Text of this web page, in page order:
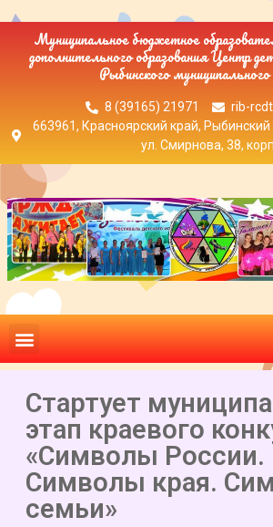
Муниципальное бюджетное
дополнительного образования Центр
Рыбинского муниципального
8 (39165) 21971
rib-
663961, Красноярский край, Рыбинский
ул. Смирнова, 38,
Стартует
этап краевого
«Символы России.
Символы края.
семьи»